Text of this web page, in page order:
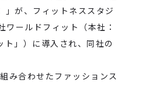
が、フィットネススタジ
ールドフィット（本社：
」）に導入され、同社の
み合わせたファッションス